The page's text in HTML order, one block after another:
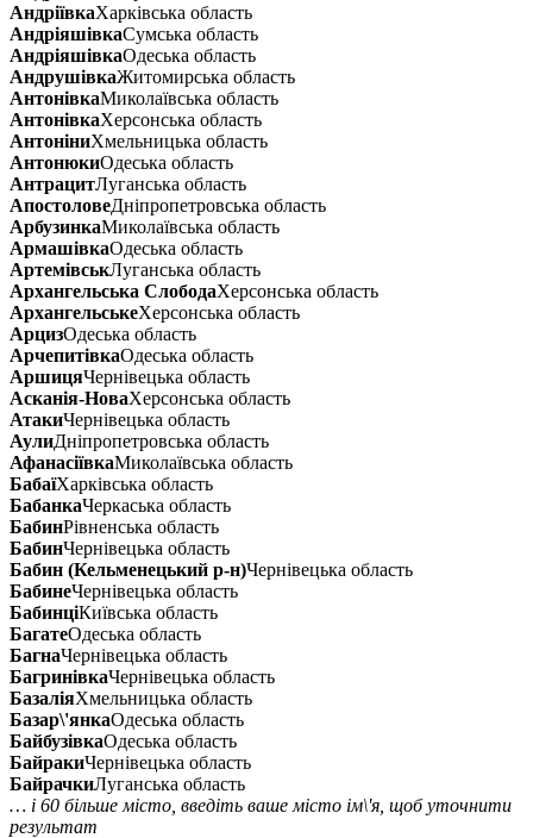
АндріївкаХарківська область
АндріяшівкаСумська область
АндріяшівкаОдеська область
АндрушівкаЖитомирська область
АнтонівкаМиколаївська область
АнтонівкаХерсонська область
АнтоніниХмельницька область
АнтонюкиОдеська область
АнтрацитЛуганська область
АпостоловеДніпропетровська область
АрбузинкаМиколаївська область
АрмашівкаОдеська область
АртемівськЛуганська область
Архангельська СлободаХерсонська область
АрхангельськеХерсонська область
АрцизОдеська область
АрчепитівкаОдеська область
АршицяЧернівецька область
Асканія-НоваХерсонська область
АтакиЧернівецька область
АулиДніпропетровська область
АфанасіївкаМиколаївська область
БабаїХарківська область
БабанкаЧеркаська область
БабинРівненська область
БабинЧернівецька область
Бабин (Кельменецький р-н)Чернівецька область
БабинеЧернівецька область
БабинціКиївська область
БагатеОдеська область
БагнаЧернівецька область
БагринівкаЧернівецька область
БазаліяХмельницька область
Базар\'янкаОдеська область
БайбузівкаОдеська область
БайракиЧернівецька область
БайрачкиЛуганська область
… і 60 більше місто, введіть ваше місто ім\'я, щоб уточнити
результат